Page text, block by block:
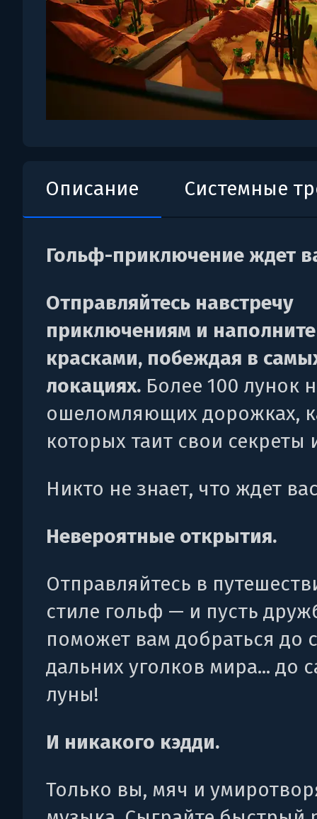
Описание Системные
Гольф-приключение ждет
Отправляйтесь навстречу
приключениям и
красками, побеждая в
локациях. Более 100 лунок
ошеломляющих дорожках,
которых таит свои секреты
Никто не знает, что ждет
Невероятные открытия.
Отправляйтесь в
стиле гольф — и пусть
поможет вам добраться до
дальних уголков мира... до
луны!
И никакого кэдди.
Только вы, мяч и